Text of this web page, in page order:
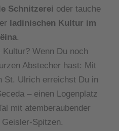
Schnitzerei oder tauche
ladinischen Kultur im
.
Wenn Du noch
Abstecher hast: Mit
St. Ulrich erreichst Du in
– einen Logenplatz
mit atemberaubender
Spitzen.